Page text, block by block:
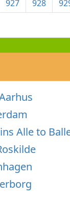
927 928
Alle to